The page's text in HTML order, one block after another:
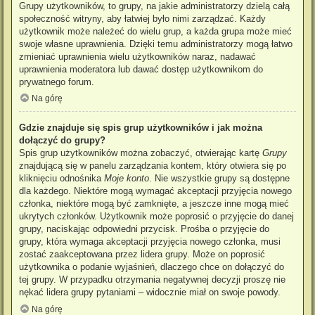
Grupy użytkowników, to grupy, na jakie administratorzy dzielą całą
społeczność witryny, aby łatwiej było nimi zarządzać. Każdy
użytkownik może należeć do wielu grup, a każda grupa może mieć
swoje własne uprawnienia. Dzięki temu administratorzy mogą łatwo
zmieniać uprawnienia wielu użytkowników naraz, nadawać
uprawnienia moderatora lub dawać dostęp użytkownikom do
prywatnego forum.
Na górę
Gdzie znajduje się spis grup użytkowników i jak można
dołączyć do grupy?
Spis grup użytkowników można zobaczyć, otwierając kartę Grupy
znajdującą się w panelu zarządzania kontem, który otwiera się po
kliknięciu odnośnika Moje konto. Nie wszystkie grupy są dostępne
dla każdego. Niektóre mogą wymagać akceptacji przyjęcia nowego
członka, niektóre mogą być zamknięte, a jeszcze inne mogą mieć
ukrytych członków. Użytkownik może poprosić o przyjęcie do danej
grupy, naciskając odpowiedni przycisk. Prośba o przyjęcie do
grupy, która wymaga akceptacji przyjęcia nowego członka, musi
zostać zaakceptowana przez lidera grupy. Może on poprosić
użytkownika o podanie wyjaśnień, dlaczego chce on dołączyć do
tej grupy. W przypadku otrzymania negatywnej decyzji proszę nie
nękać lidera grupy pytaniami – widocznie miał on swoje powody.
Na górę